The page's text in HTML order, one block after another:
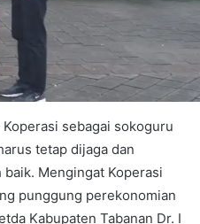
Koperasi sebagai sokoguru
tetap dijaga dan
Mengingat Koperasi
punggung perekonomian
Kabupaten Tabanan Dr. I